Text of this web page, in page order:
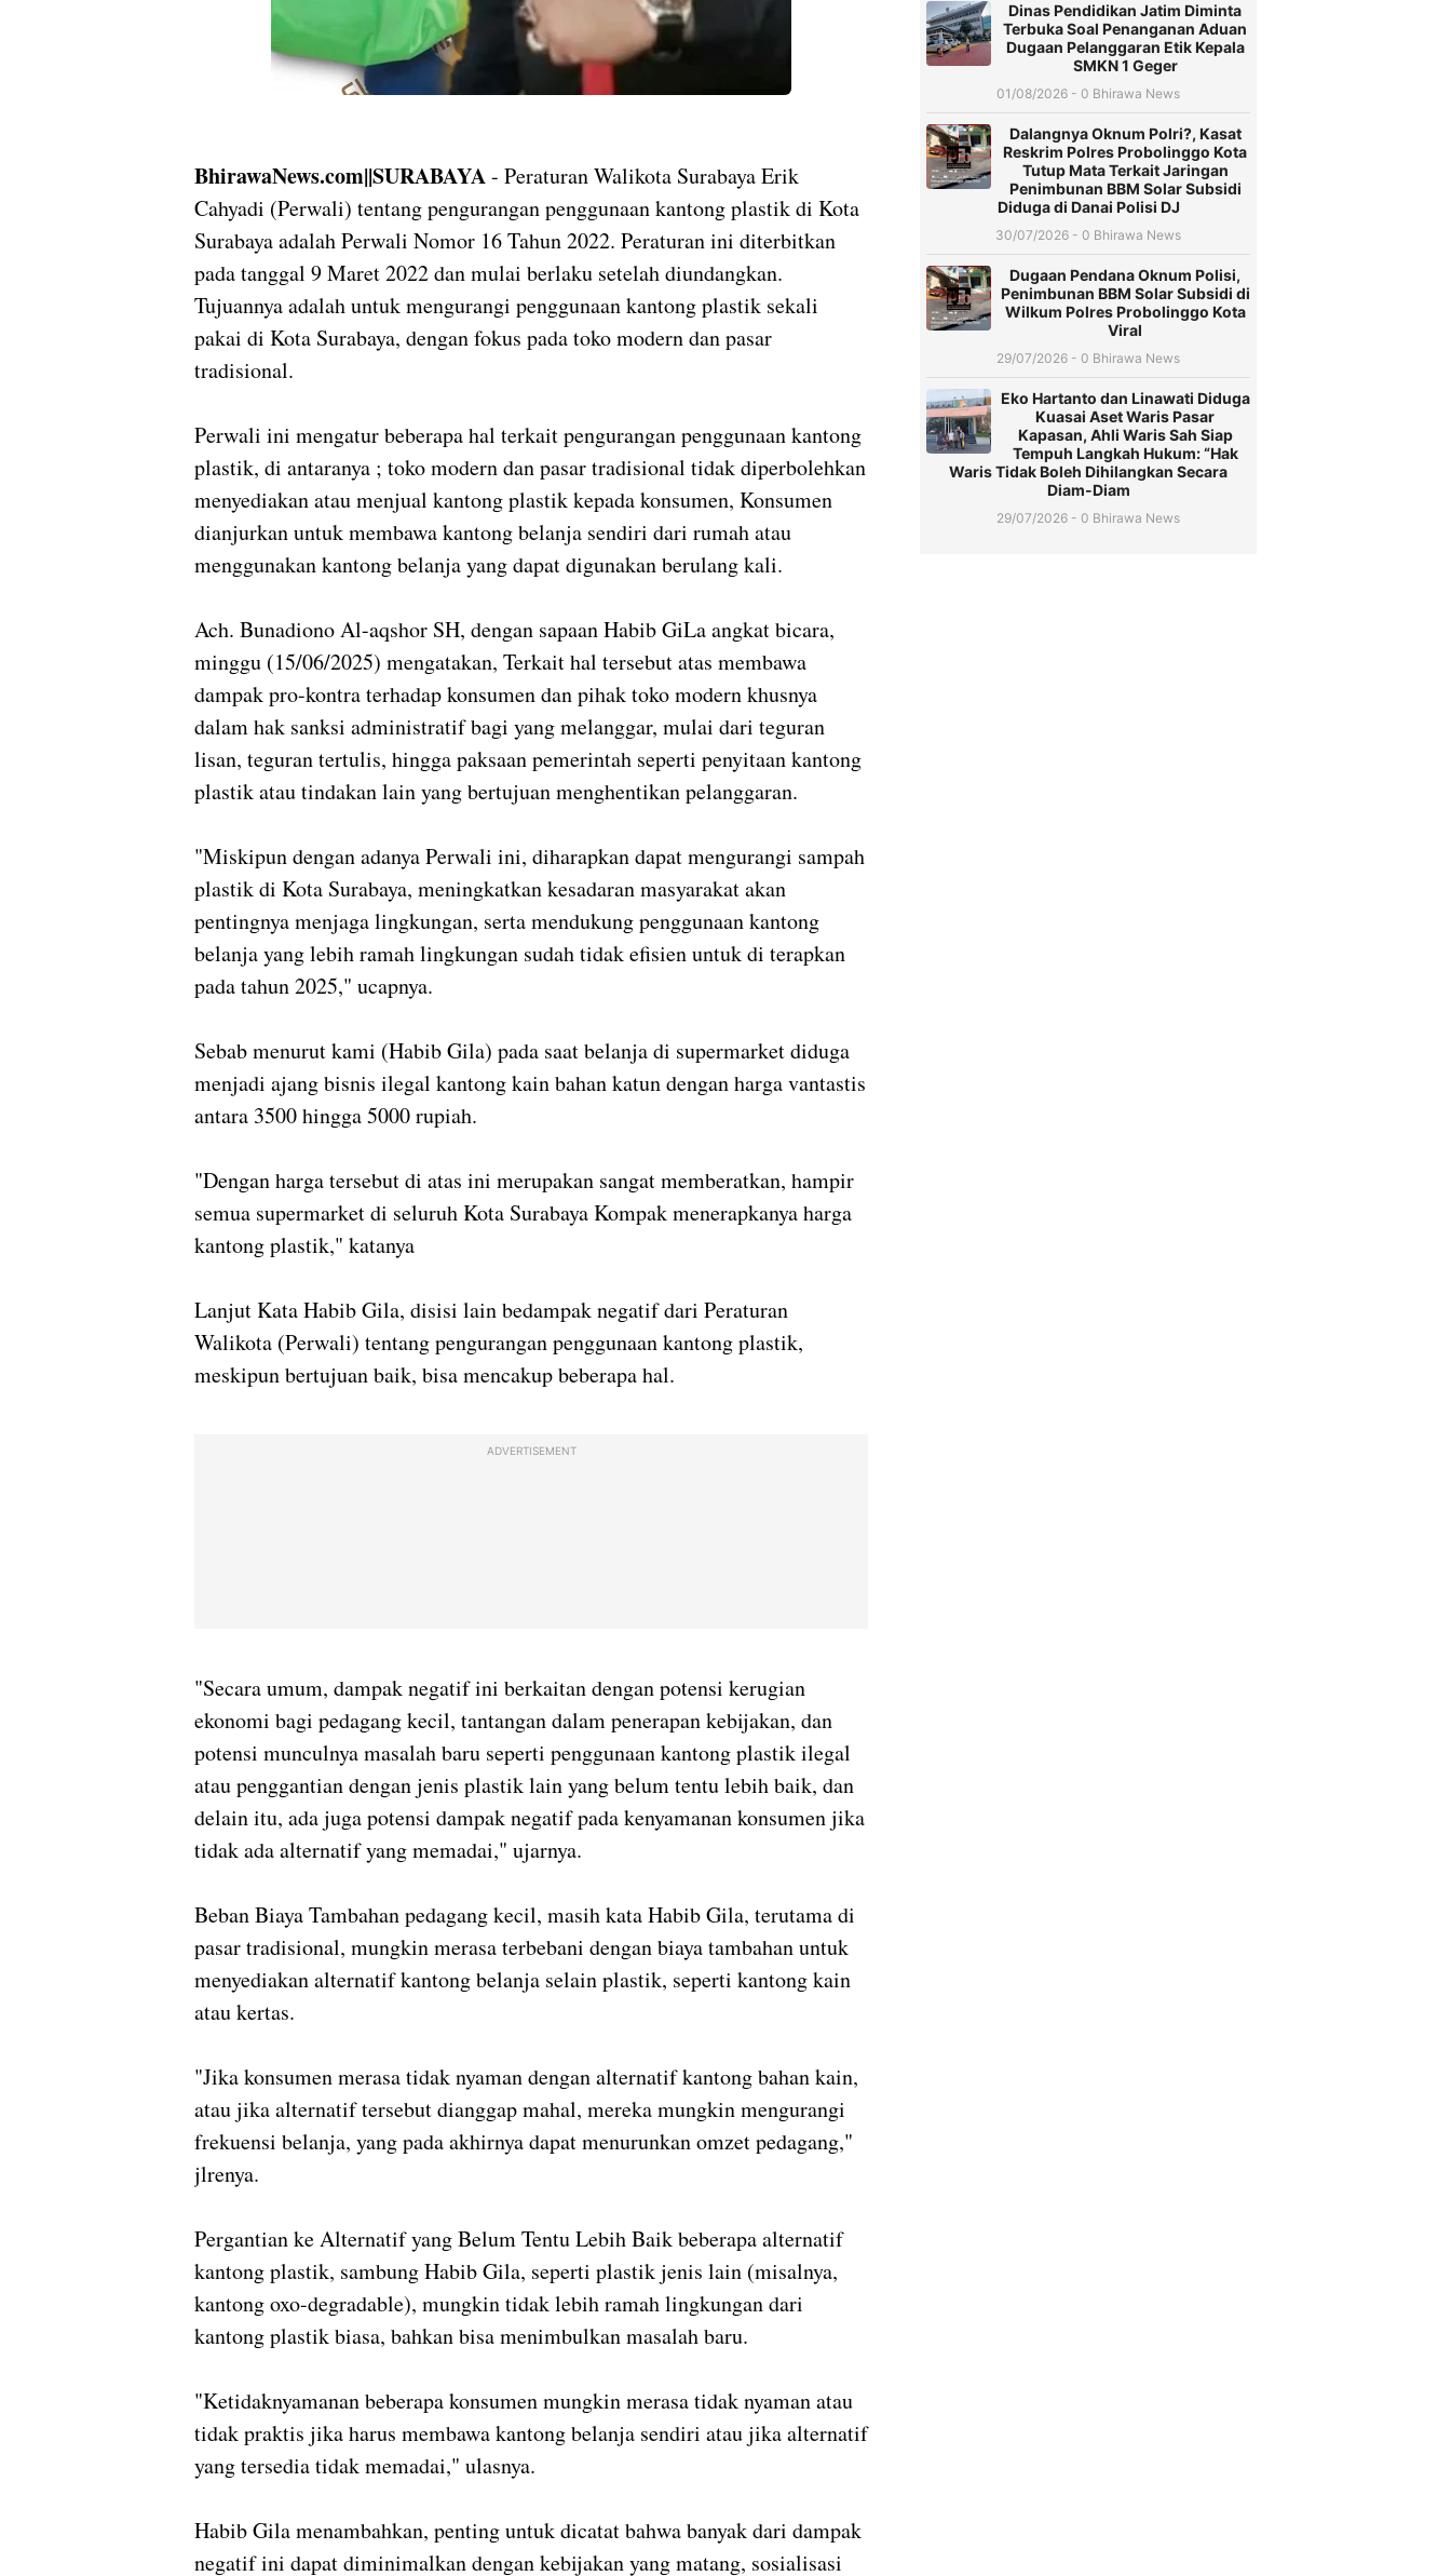
BhirawaNews.com||SURABAYA- Peraturan Walikota Surabaya Erik
Cahyadi (Perwali) tentang pengurangan penggunaan kantong plastik di Kota
Surabaya adalah Perwali Nomor 16 Tahun 2022. Peraturan ini diterbitkan
pada tanggal 9 Maret 2022 dan mulai berlaku setelah diundangkan.
Tujuannya adalah untuk mengurangi penggunaan kantong plastik sekali
pakai di Kota Surabaya, dengan fokus pada toko modern dan pasar
tradisional.
Perwali ini mengatur beberapa hal terkait pengurangan penggunaan kantong
plastik, di antaranya ; toko modern dan pasar tradisional tidak diperbolehkan
menyediakan atau menjual kantong plastik kepada konsumen, Konsumen
dianjurkan untuk membawa kantong belanja sendiri dari rumah atau
menggunakan kantong belanja yang dapat digunakan berulang kali.
Ach. Bunadiono Al-aqshor SH, dengan sapaan Habib GiLa angkat bicara,
minggu (15/06/2025) mengatakan, Terkait hal tersebut atas membawa
dampak pro-kontra terhadap konsumen dan pihak toko modern khusnya
dalam hak sanksi administratif bagi yang melanggar, mulai dari teguran
lisan, teguran tertulis, hingga paksaan pemerintah seperti penyitaan kantong
plastik atau tindakan lain yang bertujuan menghentikan pelanggaran.
"Miskipun dengan adanya Perwali ini, diharapkan dapat mengurangi sampah
plastik di Kota Surabaya, meningkatkan kesadaran masyarakat akan
pentingnya menjaga lingkungan, serta mendukung penggunaan kantong
belanja yang lebih ramah lingkungan sudah tidak efisien untuk di terapkan
pada tahun 2025," ucapnya.
Sebab menurut kami (Habib Gila) pada saat belanja di supermarket diduga
menjadi ajang bisnis ilegal kantong kain bahan katun dengan harga vantastis
antara 3500 hingga 5000 rupiah.
"Dengan harga tersebut di atas ini merupakan sangat memberatkan, hampir
semua supermarket di seluruh Kota Surabaya Kompak menerapkanya harga
kantong plastik," katanya
Lanjut Kata Habib Gila, disisi lain bedampak negatif dari Peraturan
Walikota (Perwali) tentang pengurangan penggunaan kantong plastik,
meskipun bertujuan baik, bisa mencakup beberapa hal.
ADVERTISEMENT
"Secara umum, dampak negatif ini berkaitan dengan potensi kerugian
ekonomi bagi pedagang kecil, tantangan dalam penerapan kebijakan, dan
potensi munculnya masalah baru seperti penggunaan kantong plastik ilegal
atau penggantian dengan jenis plastik lain yang belum tentu lebih baik, dan
delain itu, ada juga potensi dampak negatif pada kenyamanan konsumen jika
tidak ada alternatif yang memadai," ujarnya.
Beban Biaya Tambahan pedagang kecil, masih kata Habib Gila, terutama di
pasar tradisional, mungkin merasa terbebani dengan biaya tambahan untuk
menyediakan alternatif kantong belanja selain plastik, seperti kantong kain
atau kertas.
"Jika konsumen merasa tidak nyaman dengan alternatif kantong bahan kain,
atau jika alternatif tersebut dianggap mahal, mereka mungkin mengurangi
frekuensi belanja, yang pada akhirnya dapat menurunkan omzet pedagang,"
jlrenya.
Pergantian ke Alternatif yang Belum Tentu Lebih Baik beberapa alternatif
kantong plastik, sambung Habib Gila, seperti plastik jenis lain (misalnya,
kantong oxo-degradable), mungkin tidak lebih ramah lingkungan dari
kantong plastik biasa, bahkan bisa menimbulkan masalah baru.
"Ketidaknyamanan beberapa konsumen mungkin merasa tidak nyaman atau
tidak praktis jika harus membawa kantong belanja sendiri atau jika alternatif
yang tersedia tidak memadai," ulasnya.
Habib Gila menambahkan, penting untuk dicatat bahwa banyak dari dampak
negatif ini dapat diminimalkan dengan kebijakan yang matang, sosialisasi
Dinas Pendidikan Jatim Diminta
Terbuka Soal Penanganan Aduan
Dugaan Pelanggaran Etik Kepala
SMKN 1 Geger
01/08/2026 - 0 Bhirawa News
Dalangnya Oknum Polri?, Kasat
Reskrim Polres Probolinggo Kota
Tutup Mata Terkait Jaringan
Penimbunan BBM Solar Subsidi
Diduga di Danai Polisi DJ
30/07/2026 - 0 Bhirawa News
Dugaan Pendana Oknum Polisi,
Penimbunan BBM Solar Subsidi di
Wilkum Polres Probolinggo Kota
Viral
29/07/2026 - 0 Bhirawa News
Eko Hartanto dan Linawati Diduga
Kuasai Aset Waris Pasar
Kapasan, Ahli Waris Sah Siap
Tempuh Langkah Hukum: “Hak
Waris Tidak Boleh Dihilangkan Secara
Diam-Diam
29/07/2026 - 0 Bhirawa News